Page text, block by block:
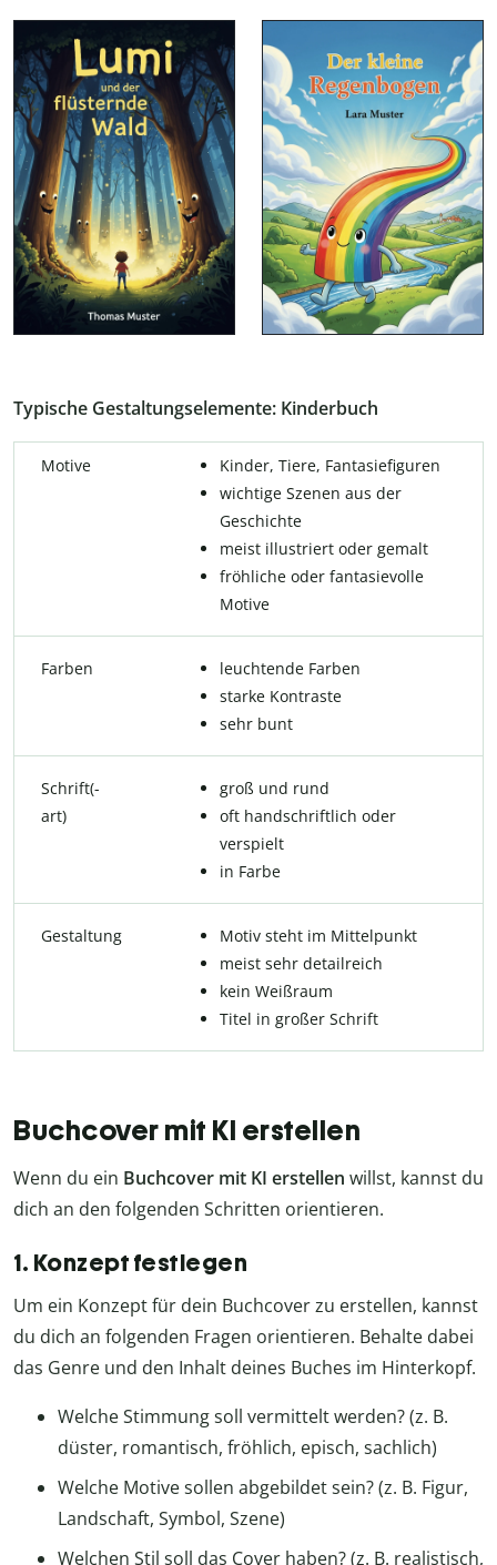
Typische Gestaltungselemente: Kinderbuch
Motive
Kinder, Tiere, Fantasiefiguren
wichtige Szenen aus der
Geschichte
meist illustriert oder gemalt
fröhliche oder fantasievolle
Motive
Farben
leuchtende Farben
starke Kontraste
sehr bunt
Schrift(-
art)
groß und rund
oft handschriftlich oder
verspielt
in Farbe
Gestaltung
Motiv steht im Mittelpunkt
meist sehr detailreich
kein Weißraum
Titel in großer Schrift
Buchcover mit KI erstellen
Wenn du ein Buchcover mit KI erstellen willst, kannst du
dich an den folgenden Schritten orientieren.
1. Konzept festlegen
Um ein Konzept für dein Buchcover zu erstellen, kannst
du dich an folgenden Fragen orientieren. Behalte dabei
das Genre und den Inhalt deines Buches im Hinterkopf.
Welche Stimmung soll vermittelt werden? (z. B.
düster, romantisch, fröhlich, episch, sachlich)
Welche Motive sollen abgebildet sein? (z. B. Figur,
Landschaft, Symbol, Szene)
Welchen Stil soll das Cover haben? (z. B. realistisch,